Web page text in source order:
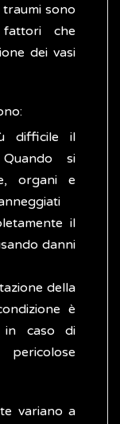
traumi sono
che
dei vasi
difficile il
si
organi e
il
danni
della
è
caso di
variano a